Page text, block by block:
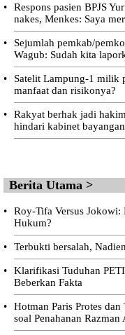
•
Respons pasien BPJS
nakes, Menkes: Saya
•
Sejumlah pemkab/
Wagub: Sudah kita
•
Satelit Lampung-1 milik
manfaat dan risikonya?
•
Rakyat berhak jadi
hindari kabinet bayangan
Berita Utama >
•
Roy-Tifa Versus Jokowi:
Hukum?
• Terbukti bersalah,
•
Klarifikasi Tuduhan
Beberkan Fakta
•
Hotman Paris Protes
soal Penahanan